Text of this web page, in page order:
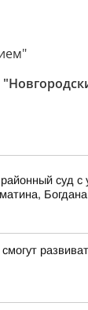
суд с